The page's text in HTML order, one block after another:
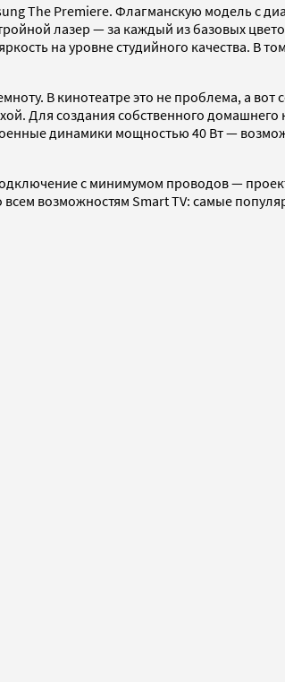
The Premiere. Флагманскую модель с
лазер — за каждый из базовых
на уровне студийного качества. В
В кинотеатре это не проблема, а вот
Для создания собственного домашнего
динамики мощностью 40 Вт —
с минимумом проводов —
всем возможностям Smart TV: самые